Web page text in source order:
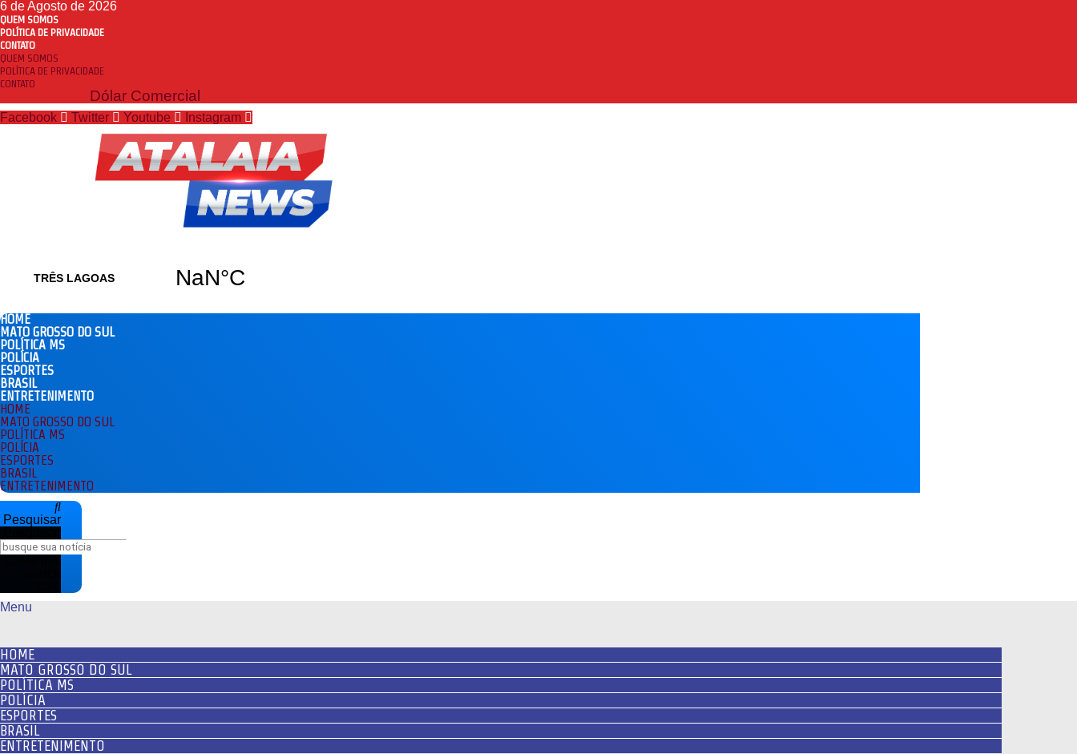
6 de Agosto de 2026
QUEM SOMOS
POLÍTICA DE PRIVACIDADE
CONTATO
QUEM SOMOS
POLÍTICA DE PRIVACIDADE
CONTATO
Dólar Comercial
Facebook Twitter Youtube Instagram
HOME
MATO GROSSO DO SUL
POLÍTICA MS
POLÍCIA
ESPORTES
BRASIL
ENTRETENIMENTO
HOME
MATO GROSSO DO SUL
POLÍTICA MS
POLÍCIA
ESPORTES
BRASIL
ENTRETENIMENTO
Pesquisar
Menu
HOME
MATO GROSSO DO SUL
POLÍTICA MS
POLÍCIA
ESPORTES
BRASIL
ENTRETENIMENTO